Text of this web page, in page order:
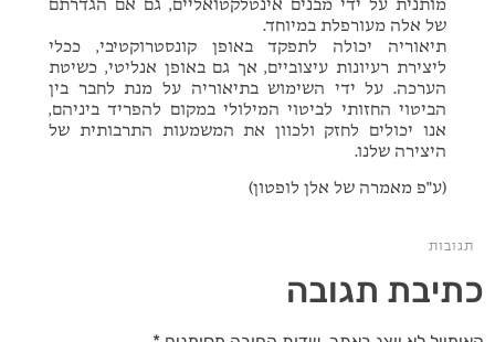
מותנית על ידי מבנים אינטלקטואליים, גם אם הגדרתם
של אלה מעורפלת במיוחד.
תיאוריה יכולה לתפקד באופן קונסטרוקטיבי, ככלי
ליצירת רעיונות עיצוביים, אך גם באופן אנליטי, כשיטת
הערכה. על ידי השימוש בתיאוריה על מנת לחבר בין
הביטוי החזותי לביטוי המילולי במקום להפריד ביניהם,
אנו יכולים לחזק ולכוון את המשמעות התרבותית של
היצירה שלנו.
(ע"פ מאמרה של אלן לופטון)
תגובות
כתיבת תגובה